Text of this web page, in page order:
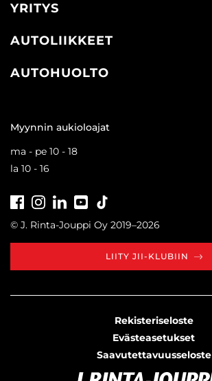
YRITYS
AUTOLIIKKEET
AUTOHUOLTO
Myynnin aukioloajat
ma - pe 10 - 18
la 10 - 16
FacebookInstagramLinkedInYoutube
© J. Rinta-Jouppi Oy 2019–2026
LIITY JII-KLUBIIN
Rekisteriseloste
Evästeasetukset
Saavutettavuusseloste